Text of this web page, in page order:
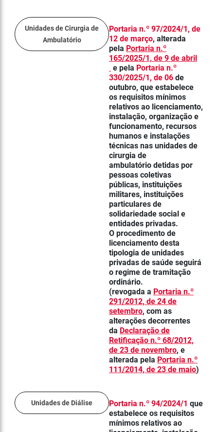
Unidades de Cirurgia de
Ambulatório
Portaria n.º 97/2024/1, de
12 de março, alterada
pela Portaria n.º
165/2025/1, de 9 de abril
e pela Portaria n.º
330/2025/1, de 06 de
outubro, que estabelece
os requisitos mínimos
relativos ao licenciamento,
instalação, organização e
funcionamento, recursos
humanos e instalações
técnicas nas unidades de
cirurgia de
ambulatório detidas por
pessoas coletivas
públicas, instituições
militares, instituições
particulares de
solidariedade social e
entidades privadas.
O procedimento de
licenciamento desta
tipologia de unidades
privadas de saúde seguirá
o regime de tramitação
ordinário.
(revogada a Portaria n.º
291/2012, de 24 de
setembro, com as
alterações decorrentes
da Declaração de
Retificação n.º 68/2012,
de 23 de novembro, e
alterada pela Portaria n.º
111/2014, de 23 de maio)
Unidades de Diálise Portaria n.º 94/2024/1 que
estabelece os requisitos
mínimos relativos ao